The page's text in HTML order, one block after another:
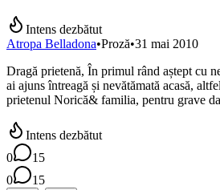
Intens dezbătut
Atropa Belladona•Proză•31 mai 2010
Dragă prietenă, În primul rând aștept cu
ai ajuns întreagă și nevătămată acasă,
prietenul Norică& familia, pentru grave
Intens dezbătut
0
15
0
15